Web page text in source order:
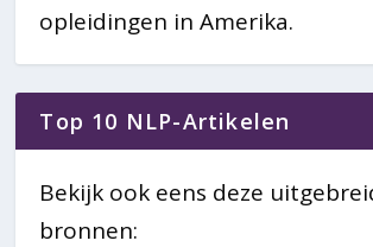
opleidingen in Amerika.
Top 10 NLP-Artikelen
Bekijk ook eens deze
bronnen: